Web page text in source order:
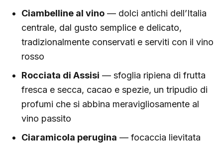
Ciambelline al vino — dolci antichi dell’Italia
centrale, dal gusto semplice e delicato,
tradizionalmente conservati e serviti con il vino
rosso
Rocciata di Assisi — sfoglia ripiena di frutta
fresca e secca, cacao e spezie, un tripudio di
profumi che si abbina meravigliosamente al
vino passito
Ciaramicola perugina — focaccia lievitata